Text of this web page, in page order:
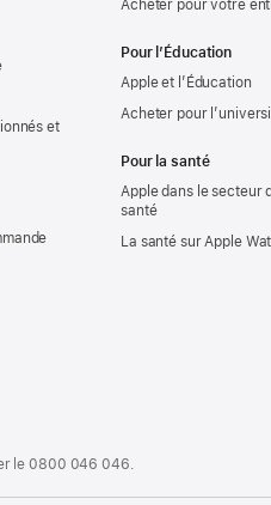
et
Acheter pour votre
Pour l’Éducation
Apple et l’Éducation
Acheter pour
Pour la santé
Apple dans le secteur
santé
La santé sur Apple
le0800 046 046